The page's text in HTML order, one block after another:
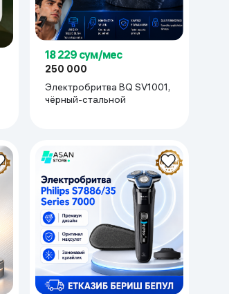
18 229 сум/мес
250 000
Электробритва BQ SV1001,
чёрный-стальной